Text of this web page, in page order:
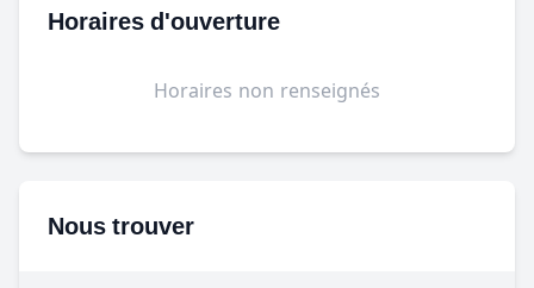
Horaires d'ouverture
Horaires non renseignés
Nous trouver